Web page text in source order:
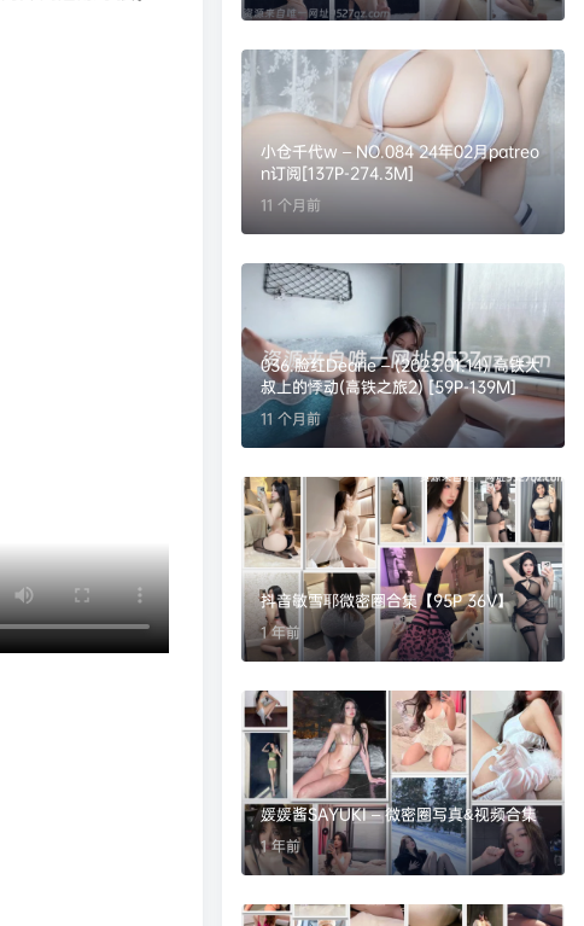
小仓千代w – NO.084 24年02月patreo
n订阅[137P-274.3M]
11 个月前
036.脸红Dearie – (2023.01.14) 高铁大
叔上的悸动(高铁之旅2) [59P-139M]
11 个月前
抖音敏雪耶微密圈合集【95P 36V】
1 年前
媛媛酱SAYUKI – 微密圈写真&视频合集
1 年前